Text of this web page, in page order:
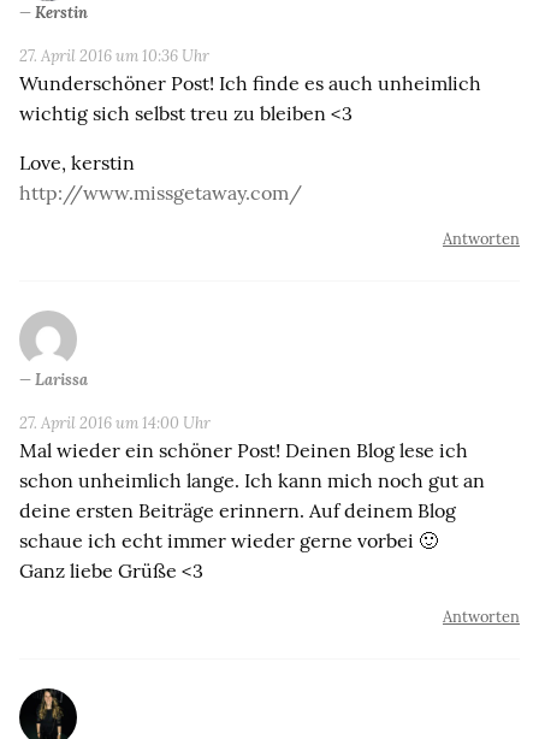
Kerstin
27. April 2016 um 10:36 Uhr
Wunderschöner Post! Ich finde es auch unheimlich
wichtig sich selbst treu zu bleiben <3
Love, kerstin
http://www.missgetaway.com/
Antworten
Larissa
27. April 2016 um 14:00 Uhr
Mal wieder ein schöner Post! Deinen Blog lese ich
schon unheimlich lange. Ich kann mich noch gut an
deine ersten Beiträge erinnern. Auf deinem Blog
schaue ich echt immer wieder gerne vorbei 🙂
Ganz liebe Grüße <3
Antworten